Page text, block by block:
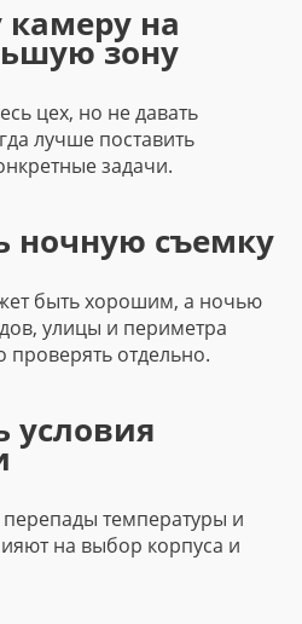
камеру на
зону
цех, но не давать
лучше поставить
задачи.
ночную съемку
быть хорошим, а ночью
улицы и периметра
отдельно.
условия
температуры и
на выбор корпуса и